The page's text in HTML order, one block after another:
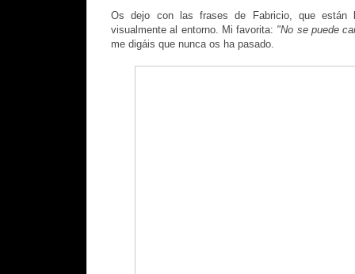
Os dejo con las frases de Fabricio, que están
visualmente al entorno. Mi favorita: "No se puede
me digáis que nunca os ha pasado.